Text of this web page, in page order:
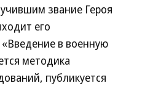
звание Героя
его
в военную
методика
публикуется